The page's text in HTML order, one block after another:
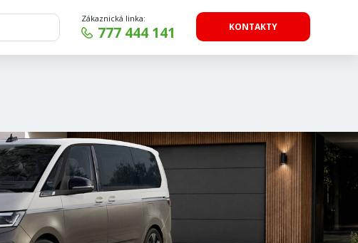
Zákaznická linka:
777 444 141 KONTAKTY